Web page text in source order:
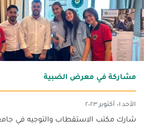
مشاركة في معرض الضبية
الأحد ٠١ أكتوبر ٢٠٢٣
شارك مكتب الاستقطاب والتوجيه في